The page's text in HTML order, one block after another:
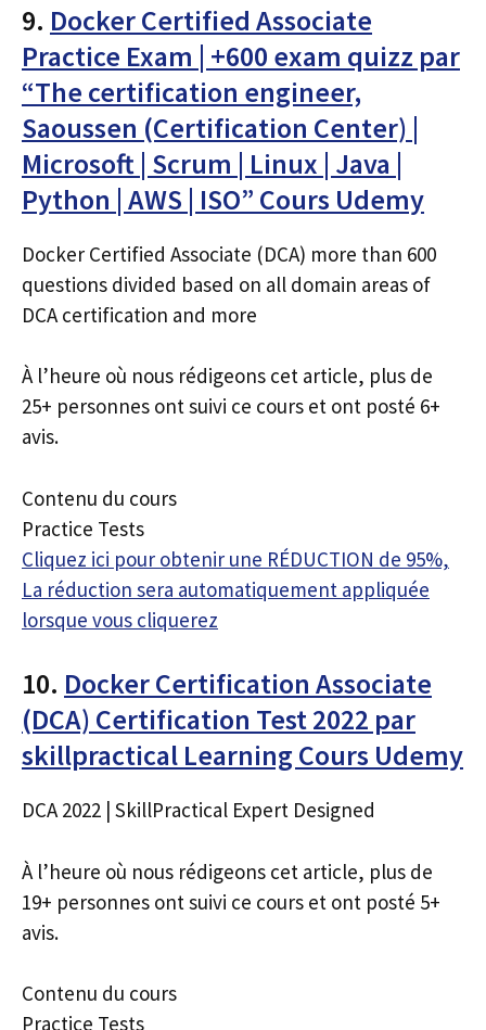
9. Docker Certified Associate
Practice Exam | +600 exam quizz par
“The certification engineer,
Saoussen (Certification Center) |
Microsoft | Scrum | Linux | Java |
Python | AWS | ISO” Cours Udemy
Docker Certified Associate (DCA) more than 600
questions divided based on all domain areas of
DCA certification and more
À l’heure où nous rédigeons cet article, plus de
25+ personnes ont suivi ce cours et ont posté 6+
avis.
Contenu du cours
Practice Tests
Cliquez ici pour obtenir une RÉDUCTION de 95%,
La réduction sera automatiquement appliquée
lorsque vous cliquerez
10. Docker Certification Associate
(DCA) Certification Test 2022 par
skillpractical Learning Cours Udemy
DCA 2022 | SkillPractical Expert Designed
À l’heure où nous rédigeons cet article, plus de
19+ personnes ont suivi ce cours et ont posté 5+
avis.
Contenu du cours
Practice Tests